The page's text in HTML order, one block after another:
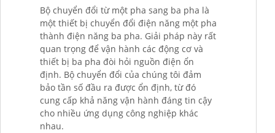
Bộ chuyển đổi từ một pha sang ba pha là
một thiết bị chuyển đổi điện năng một pha
thành điện năng ba pha. Giải pháp này rất
quan trọng để vận hành các động cơ và
thiết bị ba pha đòi hỏi nguồn điện ổn
định. Bộ chuyển đổi của chúng tôi đảm
bảo tần số đầu ra được ổn định, từ đó
cung cấp khả năng vận hành đáng tin cậy
cho nhiều ứng dụng công nghiệp khác
nhau.